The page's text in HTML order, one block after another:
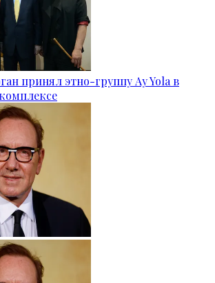
принял этно-группу Ay Yola в